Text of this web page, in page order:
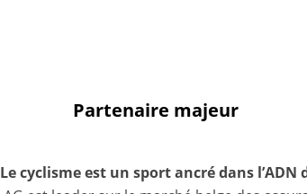
Partenaire majeur
Le cyclisme est un sport ancré dans l’ADN